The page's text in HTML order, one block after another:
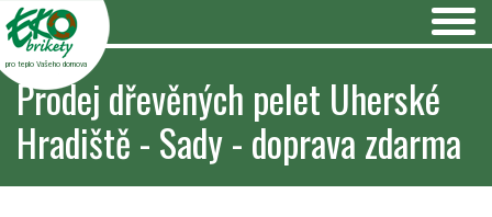
pro teplo Vašeho domova
Prodej dřevěných pelet Uherské
Hradiště - Sady - doprava zdarma